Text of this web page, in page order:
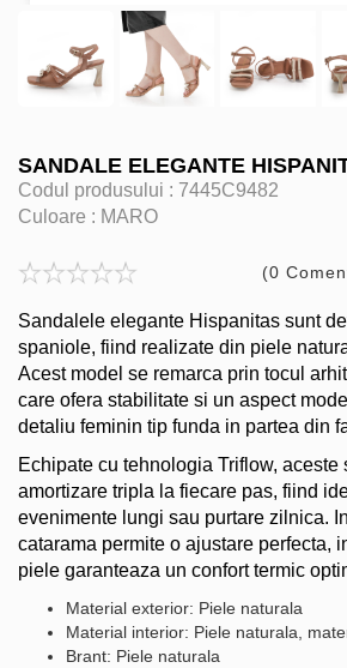
SANDALE ELEGANTE
Codul produsului : 7445C9482
Culoare : MARO
(0
Sandalele elegante Hispanitas sunt
spaniole, fiind realizate din piele
Acest model se remarca prin tocul
care ofera stabilitate si un aspect
detaliu feminin tip funda in partea din
Echipate cu tehnologia Triflow, aceste
amortizare tripla la fiecare pas, fiind
evenimente lungi sau purtare zilnica.
catarama permite o ajustare perfecta,
piele garanteaza un confort termic
Material exterior: Piele naturala
Material interior: Piele naturala,
Brant: Piele naturala